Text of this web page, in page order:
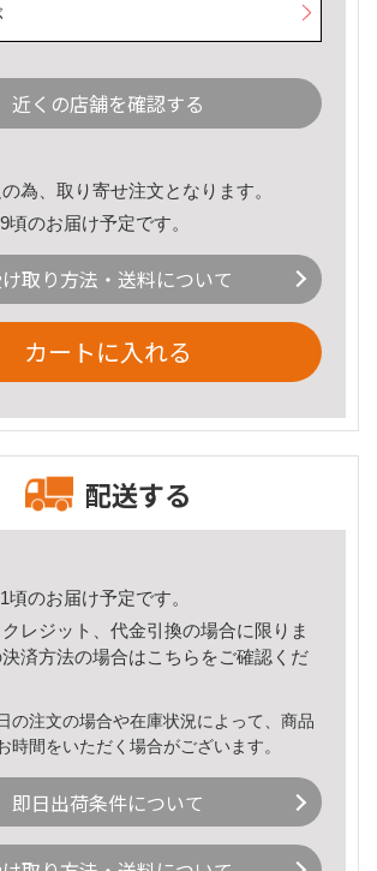
近くの店舗を確認する
為、取り寄せ注文となります。
頃のお届け予定です。
取り方法・送料について
カートに入れる
配送する
頃のお届け予定です。
レジット、代金引換の場合に限りま
済方法の場合はこちら をご確認くだ
の注文の場合や在庫状況によって、商品
時間をいただく場合がございます。
即日出荷条件について